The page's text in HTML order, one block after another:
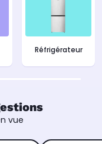
Réfrigérateur
vue